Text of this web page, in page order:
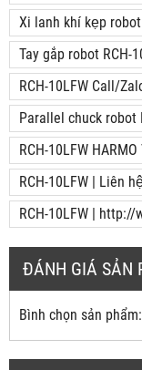
Xi lanh khí kẹp robot
Tay gắp robot RCH-
RCH-10LFW Call/
Parallel chuck robot
RCH-10LFW
RCH-10LFW | Liên
RCH-10LFW |
ĐÁNH GIÁ SẢN
Bình chọn sản phẩm: